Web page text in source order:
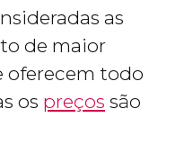
as
de maior
oferecem todo
os preços são